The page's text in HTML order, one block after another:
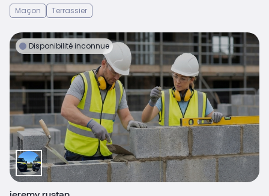
Maçon
Terrassier
Disponibilité inconnue
jeremy rustan